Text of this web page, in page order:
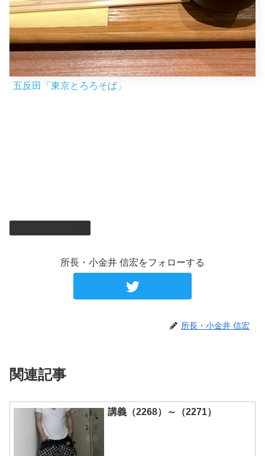
五反田「東京とろろそば」
所長・小金井 信宏をフォローする
所長・小金井 信宏
関連記事
講義（2268）～（2271）